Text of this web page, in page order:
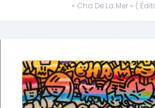
« Cha De La Mer » (